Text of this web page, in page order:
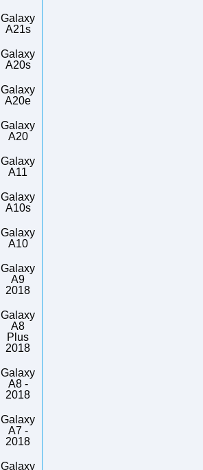
Galaxy
A21s
Galaxy
A20s
Galaxy
A20e
Galaxy
A20
Galaxy
A11
Galaxy
A10s
Galaxy
A10
Galaxy
A9
2018
Galaxy
A8
Plus
2018
Galaxy
A8 -
2018
Galaxy
A7 -
2018
Galaxy